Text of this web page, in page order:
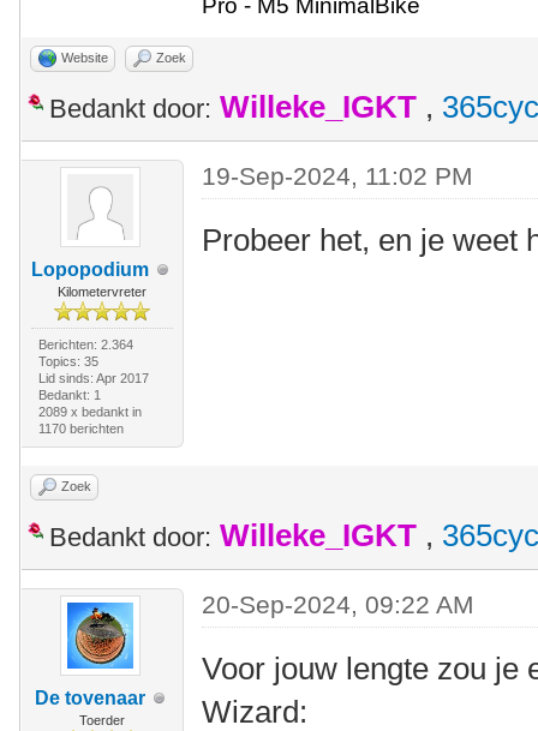
Pro - M5 MinimalBike
Website Zoek
Bedankt door: Willeke_IGKT ,
Lopopodium
Kilometervreter
Berichten: 2.364
Topics: 35
Lid sinds: Apr 2017
Bedankt: 1
2089 x bedankt in
1170 berichten
19-Sep-2024, 11:02 PM
Probeer het, en je weet
Zoek
Bedankt door: Willeke_IGKT ,
De tovenaar
Toerder
20-Sep-2024, 09:22 AM
Voor jouw lengte zou je
Wizard: